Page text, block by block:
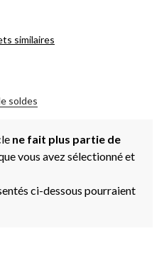
similaires
soldes
ne fait plus partie de
vous avez sélectionné et
ci-dessous pourraient